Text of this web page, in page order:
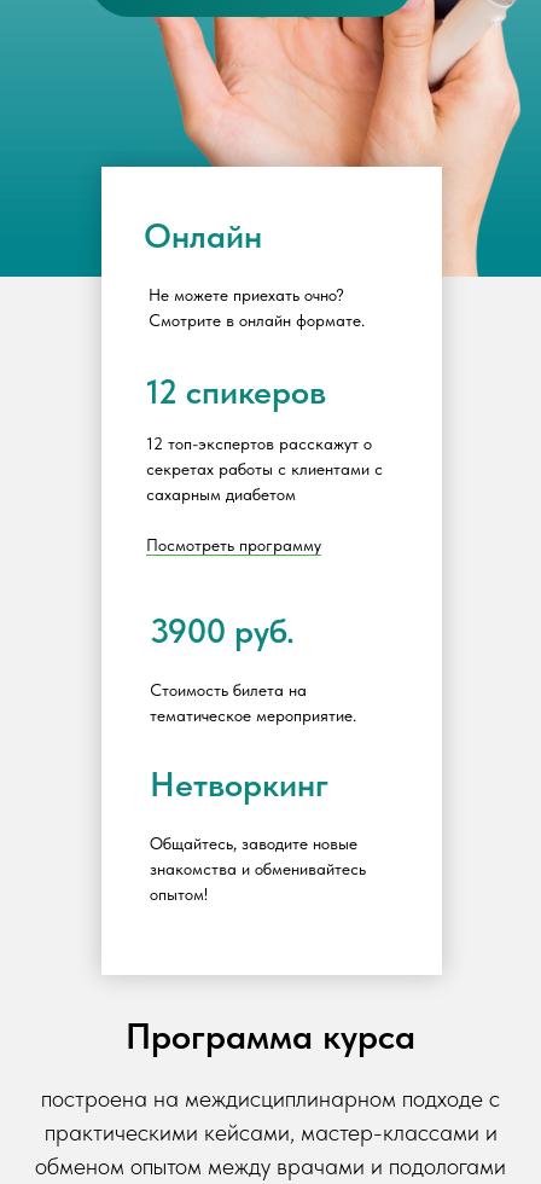
12 топ-экспертов расскажут о
секретах работы с клиентами с
сахарным диабетом
Посмотреть программу
12 спикеров
3900 руб.
Нетворкинг
Стоимость билета на
тематическое мероприятие.
Общайтесь, заводите новые
знакомства и обменивайтесь
опытом!
Онлайн
Не можете приехать очно?
Смотрите в онлайн формате.
Программа курса
построена на междисциплинарном подходе с
практическими кейсами, мастер-классами и
обменом опытом между врачами и подологами